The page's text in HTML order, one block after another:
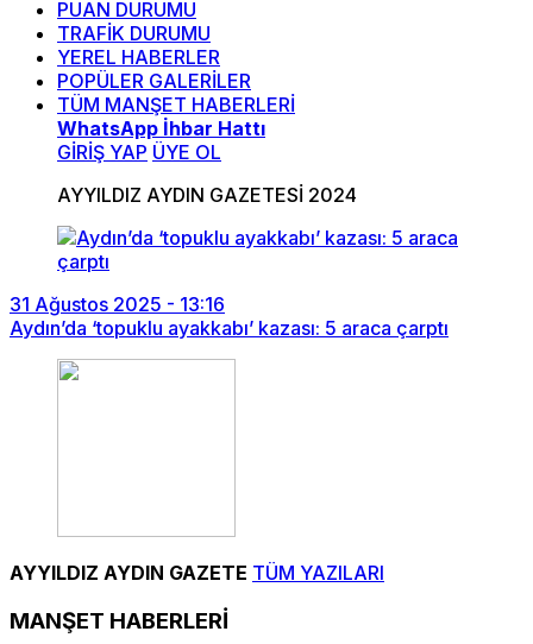
PUAN DURUMU
TRAFİK DURUMU
YEREL HABERLER
POPÜLER GALERİLER
TÜM MANŞET HABERLERİ
WhatsApp İhbar Hattı
GİRİŞ YAP ÜYE OL
AYYILDIZ AYDIN GAZETESİ 2024
31 Ağustos 2025 - 13:16
Aydın’da ‘topuklu ayakkabı’ kazası: 5 araca çarptı
AYYILDIZ AYDIN GAZETE TÜM YAZILARI
MANŞET HABERLERİ